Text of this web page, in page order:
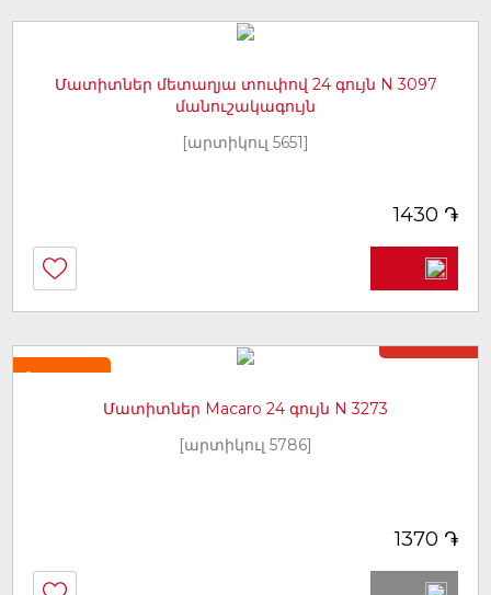
Մատիտներ մետաղյա տուփով 24 գույն N 3097
մանուշակագույն
[արտիկուլ 5651]
1430 ֏
Նորույթ
Մատիտներ Macaro 24 գույն N 3273
[արտիկուլ 5786]
1370 ֏